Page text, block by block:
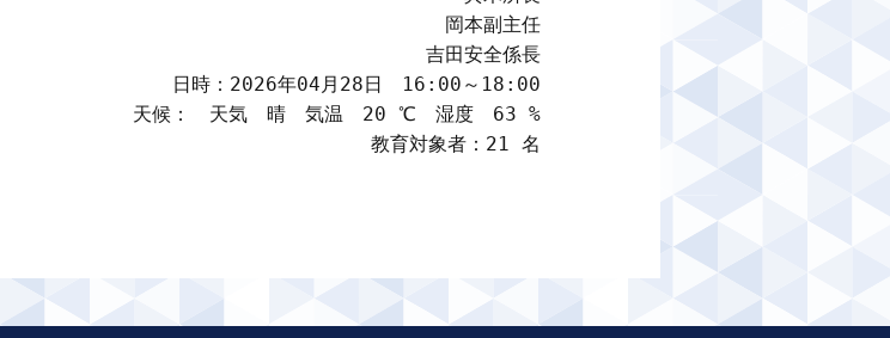
岡本副主任
吉田安全係長
日時：2026年04月28日　16:00～18:00
天候：　天気　晴　気温　20 ℃　湿度　63 %
教育対象者：21 名